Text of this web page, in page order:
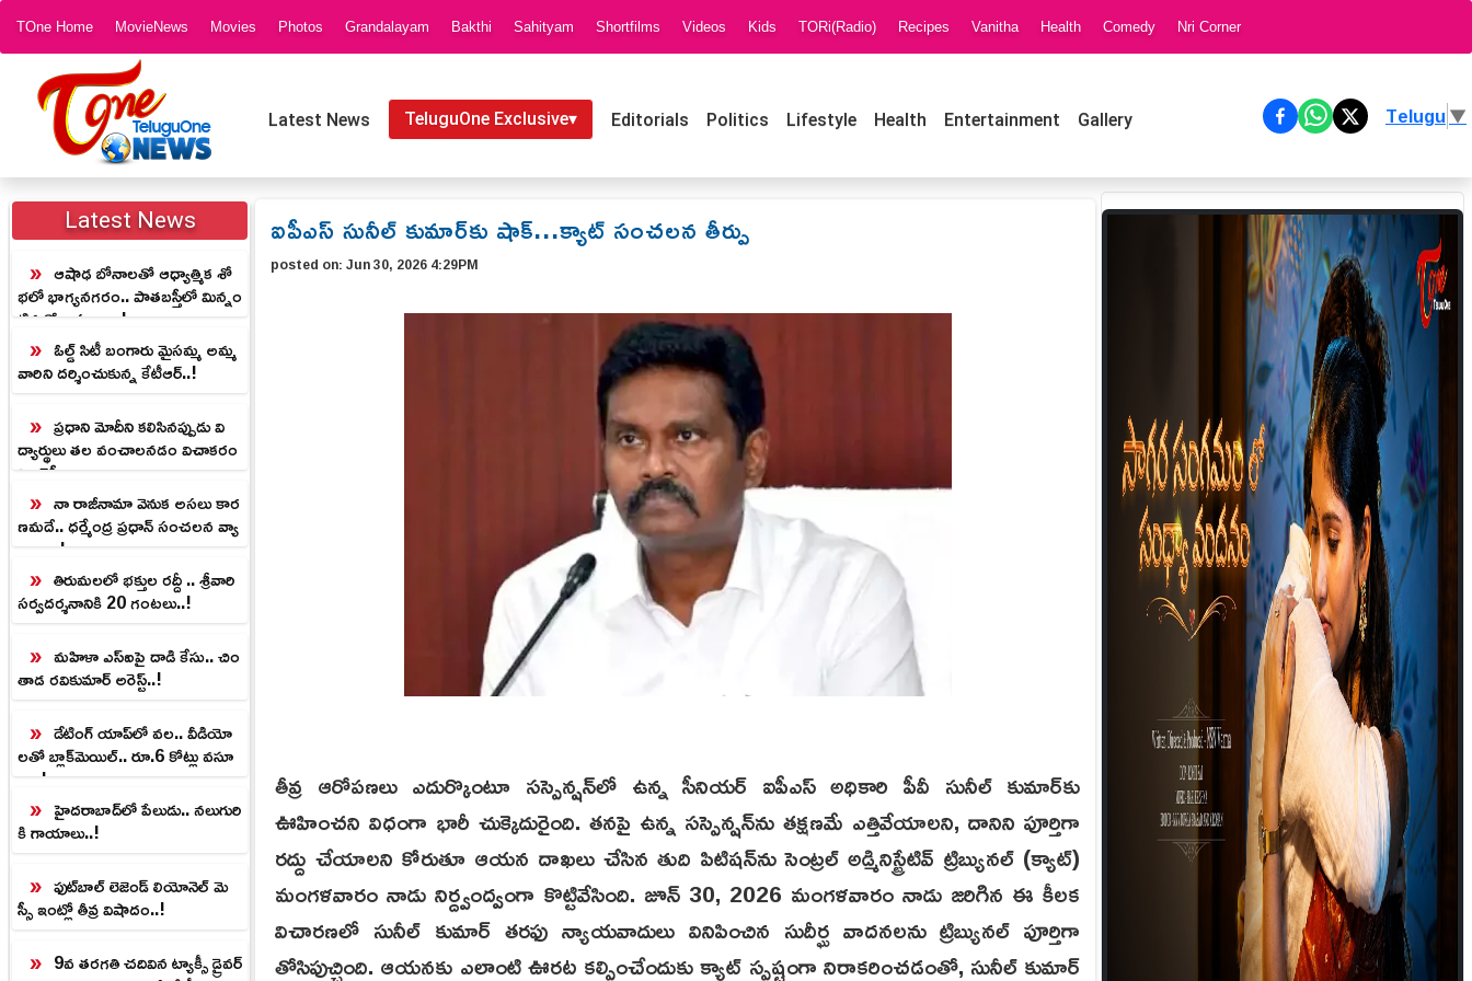
TOne Home MovieNews Movies Photos Grandalayam Bakthi Sahityam Shortfilms Videos Kids TORi(Radio) Recipes Vanitha Health Comedy Nri Corner
Latest News TeluguOne Exclusive▾ Editorials Politics Lifestyle Health Entertainment Gallery Telugu▼
Latest News
ఆషాఢ బోనాలతో ఆధ్యాత్మిక శో
భలో భాగ్యనగరం.. పాతబస్తీలో మిన్నం
టిన కోలాహలం..!
ఓల్డ్ సిటీ బంగారు మైసమ్మ అమ్మ
వారిని దర్శించుకున్న కేటీఆర్..!
ప్రధాని మోదీని కలిసినప్పుడు వి
ద్యార్థులు తల వంచాలనడం విచాకరం
: ఒవైసీ
నా రాజీనామా వెనుక అసలు కార
ణమదే.. ధర్మేంద్ర ప్రధాన్ సంచలన వ్యా
ఖ్యలు..!
తిరుమలలో భక్తుల రద్దీ .. శ్రీవారి
సర్వదర్శనానికి 20 గంటలు..!
మహిళా ఎస్ఐపై దాడి కేసు.. చిం
తాడ రవికుమార్ అరెస్ట్..!
డేటింగ్‌ యాప్‌లో వల.. వీడియో
లతో బ్లాక్‌మెయిల్‌.. రూ.6 కోట్లు వసూ
లు..!
హైదరాబాద్‌లో పేలుడు.. నలుగురి
కి గాయాలు..!
ఫుట్‌బాల్ లెజెండ్ లియోనెల్ మె
స్సీ ఇంట్లో తీవ్ర విషాదం..!
9వ తరగతి చదివిన ట్యాక్సీ డ్రైవర్
ఐపీఎస్ సునీల్ కుమార్‌కు షాక్...క్యాట్ సంచలన తీర్పు
posted on:Jun 30, 2026 4:29PM
తీవ్ర ఆరోపణలు ఎదుర్కొంటూ సస్పెన్షన్‌లో ఉన్న సీనియర్ ఐపీఎస్ అధికారి పీవీ సునీల్ కుమార్‌కు
ఊహించని విధంగా భారీ చుక్కెదురైంది. తనపై ఉన్న సస్పెన్షన్‌ను తక్షణమే ఎత్తివేయాలని, దానిని పూర్తిగా
రద్దు చేయాలని కోరుతూ ఆయన దాఖలు చేసిన తుది పిటిషన్‌ను సెంట్రల్ అడ్మినిస్ట్రేటివ్ ట్రిబ్యునల్ (క్యాట్)
మంగళవారం నాడు నిర్ద్వంద్వంగా కొట్టివేసింది. జూన్ 30, 2026 మంగళవారం నాడు జరిగిన ఈ కీలక
విచారణలో సునీల్ కుమార్ తరఫు న్యాయవాదులు వినిపించిన సుదీర్ఘ వాదనలను ట్రిబ్యునల్ పూర్తిగా
తోసిపుచ్చింది. ఆయనకు ఎలాంటి ఊరట కల్పించేందుకు క్యాట్ స్పష్టంగా నిరాకరించడంతో, సునీల్ కుమార్